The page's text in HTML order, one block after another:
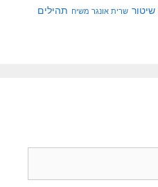
שיטור שרית אונגר משיח תהילים